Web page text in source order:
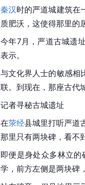
秦汉时的严道城建筑在
质肥沃，这使得那里的
今年7月，严道古城遗
表示。
与文化界人士的敏感相
联。到现在，那座古代
记者寻秘古城遗址
在荥经县城里打听严道
那里只有两块碑，看不
即便是身处众多林立
学，前方左侧是两块碑